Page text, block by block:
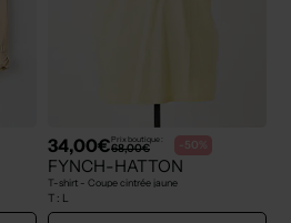
34,00€Prix boutique :
68,00€ -50%
FYNCH-HATTON
T-shirt - Coupe cintrée jaune
T : L